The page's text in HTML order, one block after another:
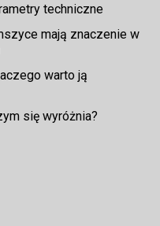
techniczne
mają znaczenie w
warto ją
się wyróżnia?